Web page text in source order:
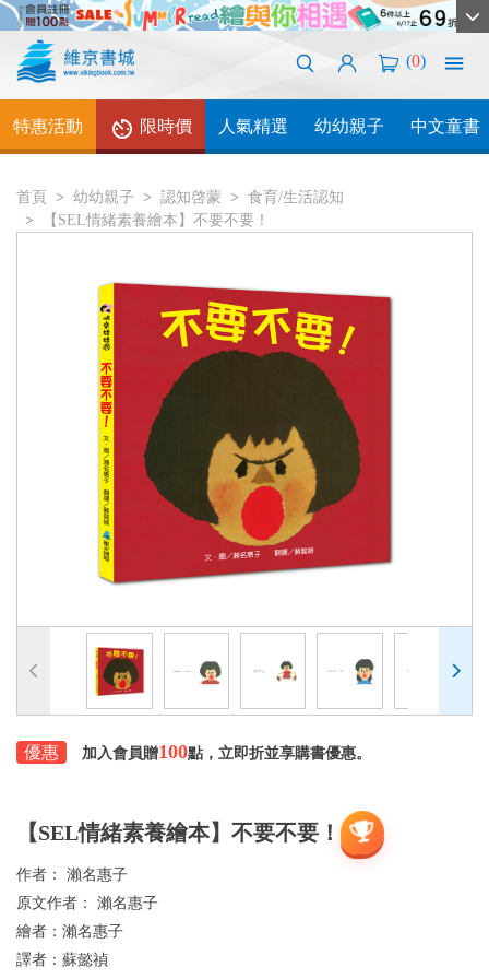
(0)
特惠活動 限時價 人氣精選 幼幼親子 中文童書
首頁 幼幼親子 認知啓蒙
食育/生活認知
【SEL情緒素養繪本】不要不要！
優惠 加入會員贈100點，立即折並享購書優惠。
【SEL情緒素養繪本】不要不要！
作者： 瀨名惠子
原文作者： 瀨名惠子
繪者： 瀨名惠子
譯者： 蘇懿禎